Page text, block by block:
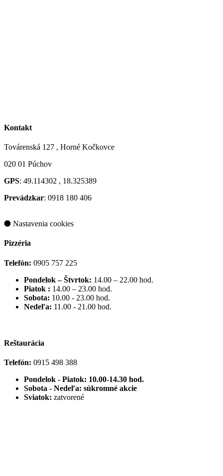
Kontakt
Továrenská 127 , Horné Kočkovce
020 01 Púchov
GPS: 49.114302 , 18.325389
Prevádzkar: 0918 180 406
Nastavenia cookies
Pizzéria
Telefón: 0905 757 225
Pondelok – Štvrtok: 14.00 – 22.00 hod.
Piatok : 14.00 – 23.00 hod.
Sobota: 10.00 - 23.00 hod.
Nedeľa: 11.00 - 21.00 hod.
Reštaurácia
Telefón: 0915 498 388
Pondelok - Piatok: 10.00-14.30 hod.
Sobota - Nedeľa: súkromné akcie
Sviatok: zatvorené